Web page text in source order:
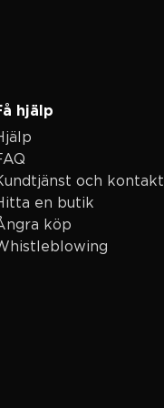
hjälp
och kontakt
en butik
köp